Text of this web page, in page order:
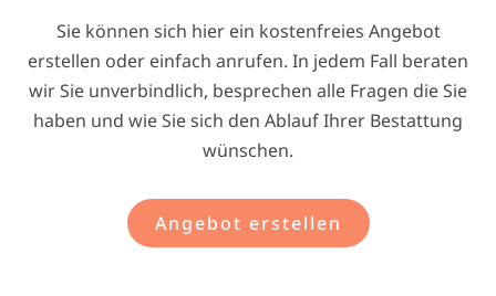
Sie können sich hier ein kostenfreies Angebot
erstellen oder einfach anrufen. In jedem Fall beraten
wir Sie unverbindlich, besprechen alle Fragen die Sie
haben und wie Sie sich den Ablauf Ihrer Bestattung
wünschen.
Angebot erstellen